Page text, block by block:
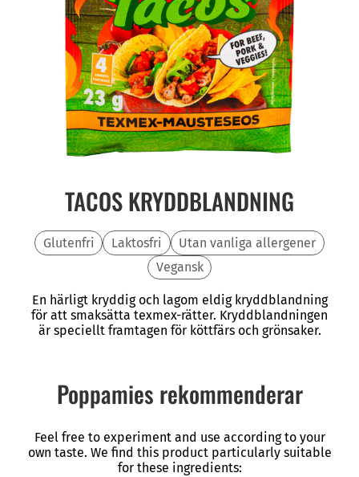
TACOS KRYDDBLANDNING
Glutenfri Laktosfri
Utan vanliga allergener
Vegansk
En härligt kryddig och lagom eldig kryddblandning
för att smaksätta texmex-rätter. Kryddblandningen
är speciellt framtagen för köttfärs och grönsaker.
Poppamies rekommenderar
Feel free to experiment and use according to your
own taste. We find this product particularly suitable
for these ingredients: